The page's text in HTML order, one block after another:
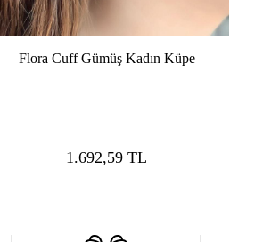
Flora Cuff Gümüş Kadın Küpe
1.692,59 TL